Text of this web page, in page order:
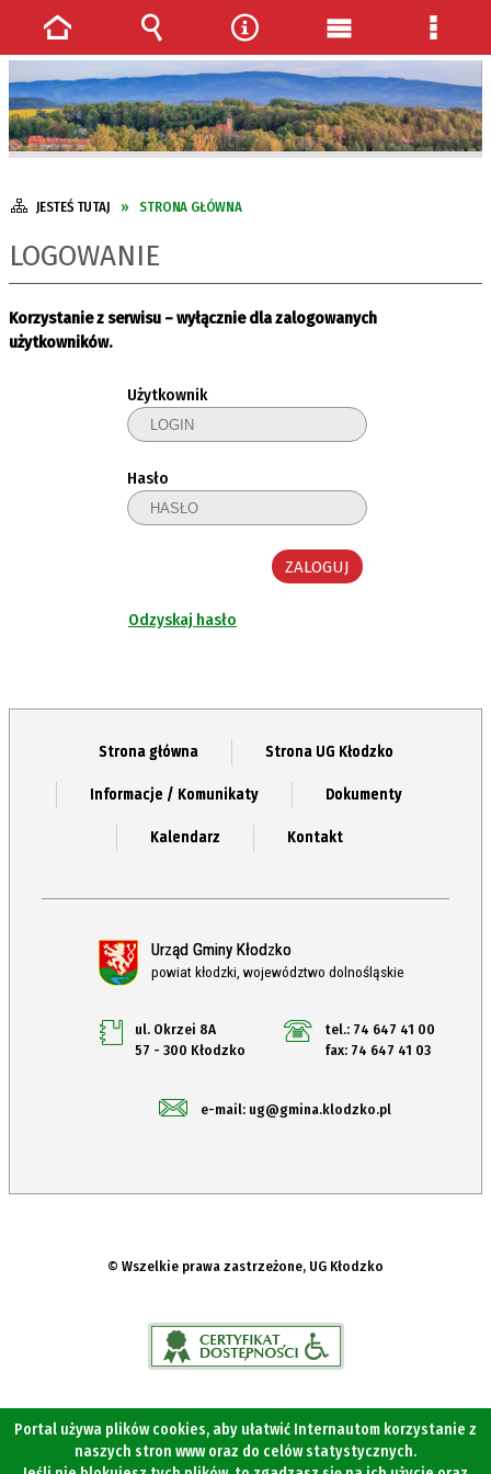
JESTEŚ TUTAJ STRONA GŁÓWNA
LOGOWANIE
Korzystanie z serwisu – wyłącznie dla zalogowanych
użytkowników.
Odzyskaj hasło
Użytkownik
Hasło
Strona główna Strona UG Kłodzko
Informacje / Komunikaty Dokumenty
Kalendarz Kontakt
Urząd Gminy Kłodzko
powiat kłodzki, województwo dolnośląskie
ul. Okrzei 8A
57 - 300 Kłodzko
tel.: 74 647 41 00
fax: 74 647 41 03
e-mail: ug@gmina.klodzko.pl
© Wszelkie prawa zastrzeżone, UG Kłodzko
Strona
główna
Wyszukiwarka
NarzędziaMenu
główne
Menu
Portal używa plików cookies, aby ułatwić Internautom korzystanie z
naszych stron www oraz do celów statystycznych.